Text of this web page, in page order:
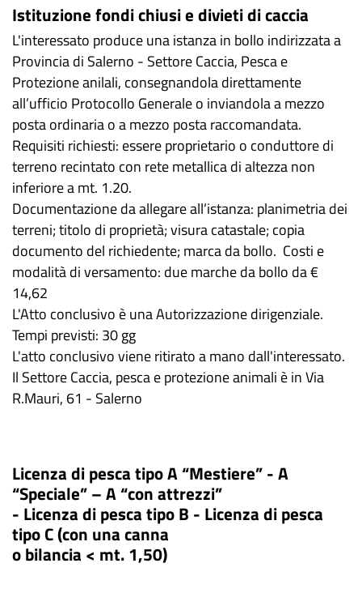
Istituzione fondi chiusi e divieti di caccia
L'interessato produce una istanza in bollo indirizzata a
Provincia di Salerno - Settore Caccia, Pesca e
Protezione anilali, consegnandola direttamente
all’ufficio Protocollo Generale o inviandola a mezzo
posta ordinaria o a mezzo posta raccomandata.
Requisiti richiesti: essere proprietario o conduttore di
terreno recintato con rete metallica di altezza non
inferiore a mt. 1.20.
Documentazione da allegare all’istanza: planimetria dei
terreni; titolo di proprietà; visura catastale; copia
documento del richiedente; marca da bollo. Costi e
modalità di versamento: due marche da bollo da €
14,62
L'Atto conclusivo è una Autorizzazione dirigenziale.
Tempi previsti: 30 gg
L'atto conclusivo viene ritirato a mano dall'interessato.
Il Settore Caccia, pesca e protezione animali è in Via
R.Mauri, 61 - Salerno
Licenza di pesca tipo A “Mestiere” - A
“Speciale” – A “con attrezzi”
- Licenza di pesca tipo B - Licenza di pesca
tipo C (con una canna
o bilancia < mt. 1,50)